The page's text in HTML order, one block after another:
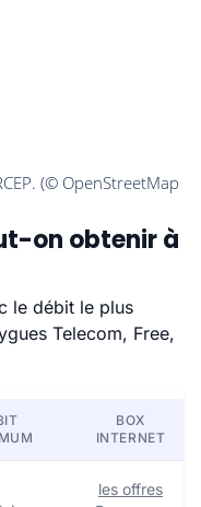
on obtenir à
le débit le plus
Telecom, Free,
BOX
INTERNET
les offres